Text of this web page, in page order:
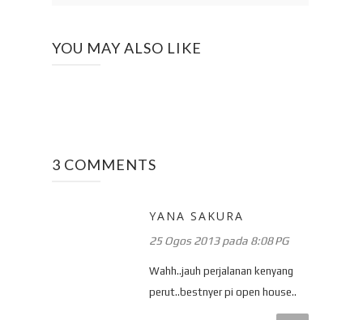
YOU MAY ALSO LIKE
3 COMMENTS
YANA SAKURA
25 Ogos 2013 pada 8:08 PG
Wahh..jauh perjalanan kenyang
perut..bestnyer pi open house..